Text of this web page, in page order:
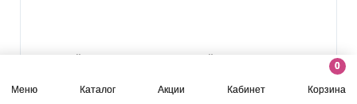
Меню Каталог Акции Кабинет
0
Корзина
Телесный фаллоимитатор с мошонкой на присоске 13,5 см